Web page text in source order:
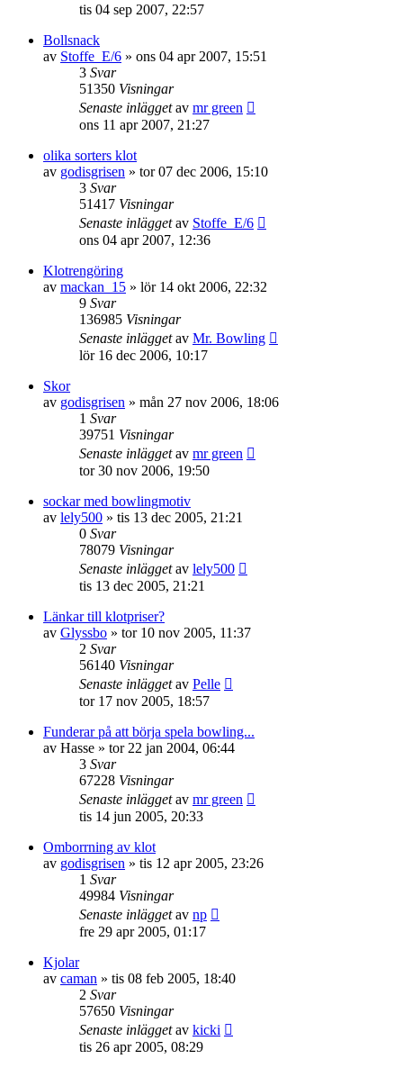
tis 04 sep 2007, 22:57
Bollsnack
av Stoffe_E/6 » ons 04 apr 2007, 15:51
3 Svar
51350 Visningar
Senaste inläggetav mr green
ons 11 apr 2007, 21:27
olika sorters klot
av godisgrisen » tor 07 dec 2006, 15:10
3 Svar
51417 Visningar
Senaste inläggetav Stoffe_E/6
ons 04 apr 2007, 12:36
Klotrengöring
av mackan_15 » lör 14 okt 2006, 22:32
9 Svar
136985 Visningar
Senaste inläggetav Mr. Bowling
lör 16 dec 2006, 10:17
Skor
av godisgrisen » mån 27 nov 2006, 18:06
1 Svar
39751 Visningar
Senaste inläggetav mr green
tor 30 nov 2006, 19:50
sockar med bowlingmotiv
av lely500 » tis 13 dec 2005, 21:21
0 Svar
78079 Visningar
Senaste inläggetav lely500
tis 13 dec 2005, 21:21
Länkar till klotpriser?
av Glyssbo » tor 10 nov 2005, 11:37
2 Svar
56140 Visningar
Senaste inläggetav Pelle
tor 17 nov 2005, 18:57
Funderar på att börja spela bowling...
av Hasse » tor 22 jan 2004, 06:44
3 Svar
67228 Visningar
Senaste inläggetav mr green
tis 14 jun 2005, 20:33
Omborrning av klot
av godisgrisen » tis 12 apr 2005, 23:26
1 Svar
49984 Visningar
Senaste inläggetav np
fre 29 apr 2005, 01:17
Kjolar
av caman » tis 08 feb 2005, 18:40
2 Svar
57650 Visningar
Senaste inläggetav kicki
tis 26 apr 2005, 08:29